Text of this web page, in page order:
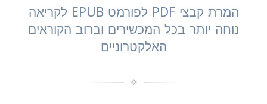
המרת קבצי PDF לפורמט EPUB לקריאה
נוחה יותר בכל המכשירים וברוב הקוראים
האלקטרוניים
✧